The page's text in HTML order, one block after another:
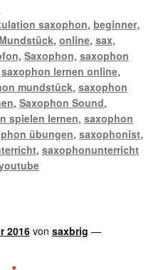
saxophon, beginner,
Mundstück, online, sax,
, Saxophon, saxophon
saxophon lernen online,
mundstück, saxophon
, Saxophon Sound,
spielen lernen, saxophon
übungen, saxophonist,
, saxophonunterricht
2016 von saxbrig —